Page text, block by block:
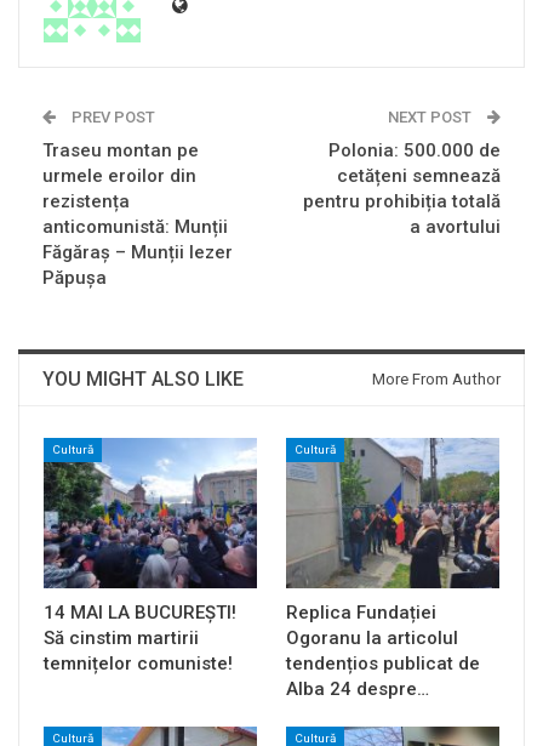
PREV POST
Traseu montan pe
urmele eroilor din
rezistența
anticomunistă: Munții
Făgăraș – Munții Iezer
Păpușa
NEXT POST
Polonia: 500.000 de
cetățeni semnează
pentru prohibiția totală
a avortului
YOU MIGHT ALSO LIKE More From Author
Cultură
14 MAI LA BUCUREȘTI!
Să cinstim martirii
temnițelor comuniste!
Cultură
Replica Fundației
Ogoranu la articolul
tendențios publicat de
Alba 24 despre…
Cultură Cultură